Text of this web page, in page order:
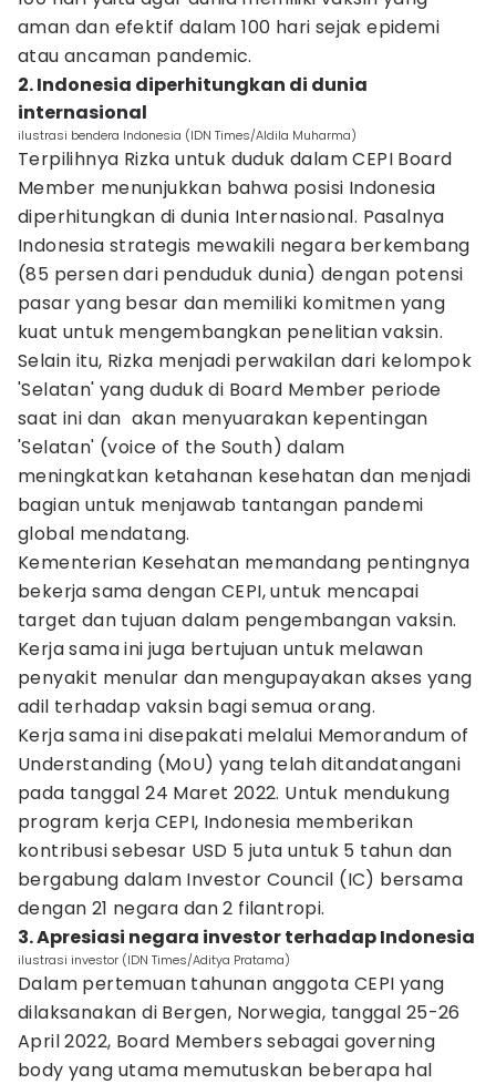
aman dan efektif dalam 100 hari sejak epidemi
atau ancaman pandemic.
2. Indonesia diperhitungkan di dunia
internasional
ilustrasi bendera Indonesia (IDN Times/Aldila Muharma)
Terpilihnya Rizka untuk duduk dalam CEPI Board
Member menunjukkan bahwa posisi Indonesia
diperhitungkan di dunia Internasional. Pasalnya
Indonesia strategis mewakili negara berkembang
(85 persen dari penduduk dunia) dengan potensi
pasar yang besar dan memiliki komitmen yang
kuat untuk mengembangkan penelitian vaksin.
Selain itu, Rizka menjadi perwakilan dari kelompok
'Selatan' yang duduk di Board Member periode
saat ini dan akan menyuarakan kepentingan
'Selatan' (voice of the South) dalam
meningkatkan ketahanan kesehatan dan menjadi
bagian untuk menjawab tantangan pandemi
global mendatang.
Kementerian Kesehatan memandang pentingnya
bekerja sama dengan CEPI, untuk mencapai
target dan tujuan dalam pengembangan vaksin.
Kerja sama ini juga bertujuan untuk melawan
penyakit menular dan mengupayakan akses yang
adil terhadap vaksin bagi semua orang.
Kerja sama ini disepakati melalui Memorandum of
Understanding (MoU) yang telah ditandatangani
pada tanggal 24 Maret 2022. Untuk mendukung
program kerja CEPI, Indonesia memberikan
kontribusi sebesar USD 5 juta untuk 5 tahun dan
bergabung dalam Investor Council (IC) bersama
dengan 21 negara dan 2 filantropi.
3. Apresiasi negara investor terhadap Indonesia
ilustrasi investor (IDN Times/Aditya Pratama)
Dalam pertemuan tahunan anggota CEPI yang
dilaksanakan di Bergen, Norwegia, tanggal 25-26
April 2022, Board Members sebagai governing
body yang utama memutuskan beberapa hal